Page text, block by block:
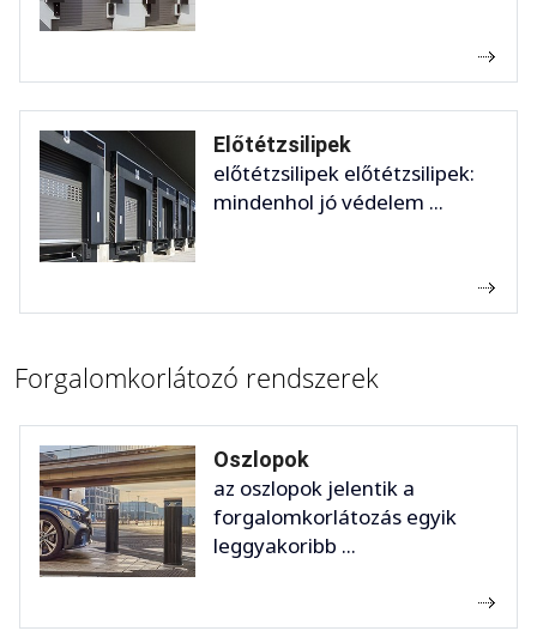
Előtétzsilipek
előtétzsilipek előtétzsilipek:
mindenhol jó védelem ...
Forgalomkorlátozó rendszerek
Oszlopok
az oszlopok jelentik a
forgalomkorlátozás egyik
leggyakoribb ...